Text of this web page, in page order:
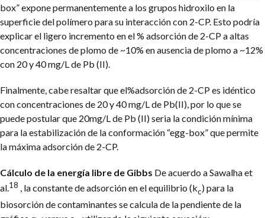
box” expone permanentemente a los grupos hidroxilo en la
superficie del polímero para su interacción con 2-CP. Esto podría
explicar el ligero incremento en el % adsorción de 2-CP a altas
concentraciones de plomo de ~10% en ausencia de plomo a ~12%
con 20 y 40 mg/L de Pb (II).
Finalmente, cabe resaltar que el%adsorción de 2-CP es idéntico
con concentraciones de 20 y 40 mg/L de Pb(II), por lo que se
puede postular que 20mg/L de Pb (II) seria la condición mínima
para la estabilización de la conformación “egg-box” que permite
la máxima adsorción de 2-CP.
Cálculo de la energía libre de Gibbs De acuerdo a Sawalha et
al.18 , la constante de adsorción en el equilibrio (kc) para la
biosorción de contaminantes se calcula de la pendiente de la